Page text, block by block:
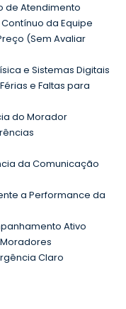
de Atendimento
da Equipe
(Sem Avaliar
e Sistemas Digitais
e Faltas para
do Morador
da Comunicação
a Performance da
Ativo
Moradores
Claro